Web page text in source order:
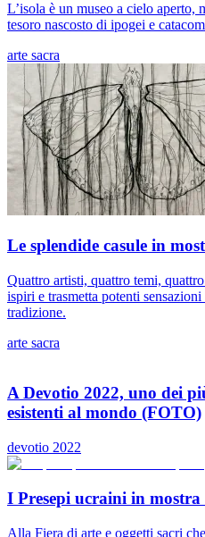
L’isola è un museo a cielo aperto,
tesoro nascosto di ipogei e
arte sacra
Le splendide casule in
Quattro artisti, quattro temi,
ispiri e trasmetta potenti
tradizione.
arte sacra
A Devotio 2022, uno dei
esistenti al mondo (FOTO)
devotio 2022
I Presepi ucraini in mostra
Alla Fiera di arte e oggetti sacri